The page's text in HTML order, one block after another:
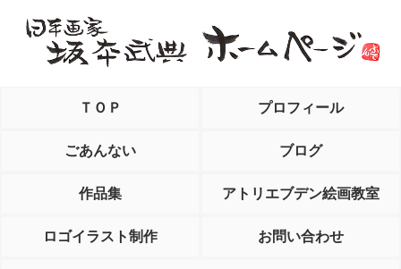
ＴＯＰ プロフィール
ごあんない ブログ
作品集 アトリエブデン絵画教室
ロゴイラスト制作 お問い合わせ